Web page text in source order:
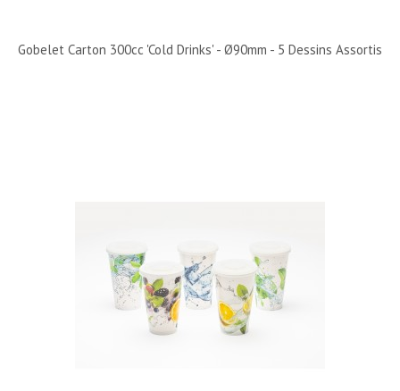
Gobelet Carton 300cc 'Cold Drinks' - Ø90mm - 5 Dessins Assortis